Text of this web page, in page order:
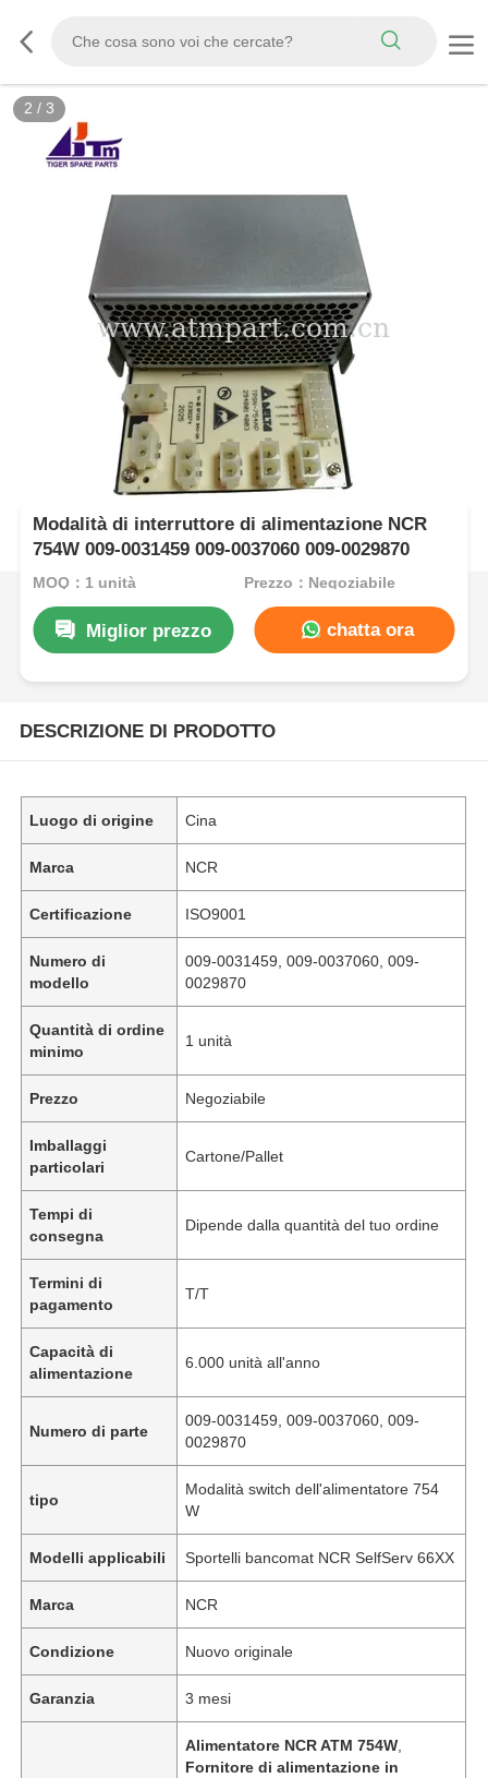
2 / 3
Modalità di interruttore di alimentazione NCR
754W 009-0031459 009-0037060 009-0029870
MOQ：1 unità Prezzo：Negoziabile
Miglior prezzo chatta ora
DESCRIZIONE DI PRODOTTO
Luogo di origine Cina
Marca NCR
Certificazione ISO9001
Numero di
modello
009-0031459, 009-0037060, 009-
0029870
Quantità di ordine
minimo
1 unità
Prezzo Negoziabile
Imballaggi
particolari
Cartone/Pallet
Tempi di
consegna
Dipende dalla quantità del tuo ordine
Termini di
pagamento
T/T
Capacità di
alimentazione
6.000 unità all'anno
Numero di parte
009-0031459, 009-0037060, 009-
0029870
tipo
Modalità switch dell'alimentatore 754
W
Modelli applicabili Sportelli bancomat NCR SelfServ 66XX
Marca NCR
Condizione Nuovo originale
Garanzia 3 mesi
Alimentatore NCR ATM 754W
Fornitore di alimentazione in